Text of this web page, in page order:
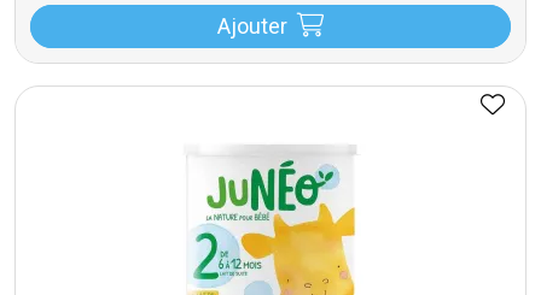
Ajouter